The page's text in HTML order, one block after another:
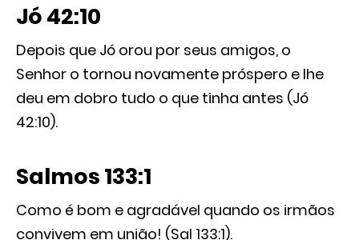
Jó 42:10
Depois que Jó orou por seus amigos, o
Senhor o tornou novamente próspero e lhe
deu em dobro tudo o que tinha antes (Jó
42:10).
Salmos 133:1
Como é bom e agradável quando os irmãos
convivem em união! (Sal 133:1).